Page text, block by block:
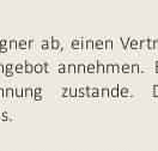
ab, einen
annehmen.
zustande.